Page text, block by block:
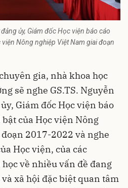
ủy, Giám đốc Học viện báo cáo
Nông nghiệp Việt Nam giai đoạn
gia, nhà khoa học
sẽ nghe GS.TS. Nguyễn
Giám đốc Học viện báo
của Học viện Nông
2017-2022 và nghe
Học viện, của các
về nhiều vấn đề đang
xã hội đặc biệt quan tâm